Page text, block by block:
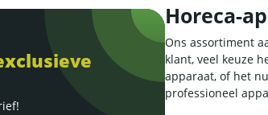
Horeca-
Ons assortiment
klant, veel keuze
apparaat, of het
professioneel